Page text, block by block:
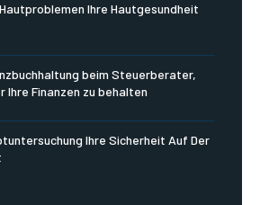
Ihre Hautgesundheit
beim Steuerberater,
Ihre Finanzen zu behalten
Ihre Sicherheit Auf Der